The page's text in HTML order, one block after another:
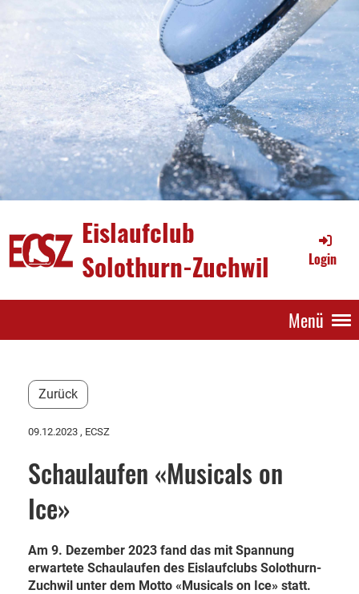
Eislaufclub
Solothurn-Zuchwil
Login
Menü
Zurück
09.12.2023 , ECSZ
Schaulaufen «Musicals on
Ice»
Am 9. Dezember 2023 fand das mit Spannung
erwartete Schaulaufen des Eislaufclubs Solothurn-
Zuchwil unter dem Motto «Musicals on Ice» statt.